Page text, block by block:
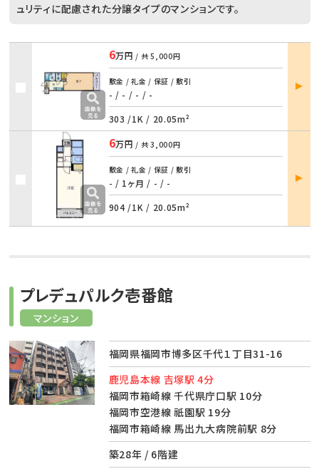
ュリティに配慮された分譲タイプのマンションです。
6万円 / 共5,000円
敷金 / 礼金 / 保証 / 敷引
- / - / - / -
303 /1K / 20.05m²
部屋
詳細
6万円 / 共3,000円
敷金 / 礼金 / 保証 / 敷引
- / 1ヶ月 / - / -
904 /1K / 20.05m²
部屋
詳細
マンション
プレデュパルク壱番館
福岡県福岡市博多区千代１丁目31-16
鹿児島本線 吉塚駅 4分
福岡市箱崎線 千代県庁口駅 10分
福岡市空港線 祇園駅 19分
福岡市箱崎線 馬出九大病院前駅 8分
築28年 / 6階建